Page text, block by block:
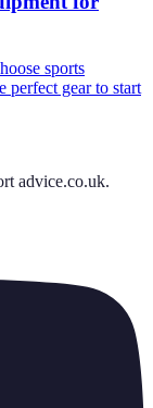
sports
perfect gear to start
advice.co.uk.